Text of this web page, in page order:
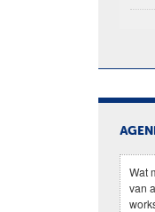
Wat
van